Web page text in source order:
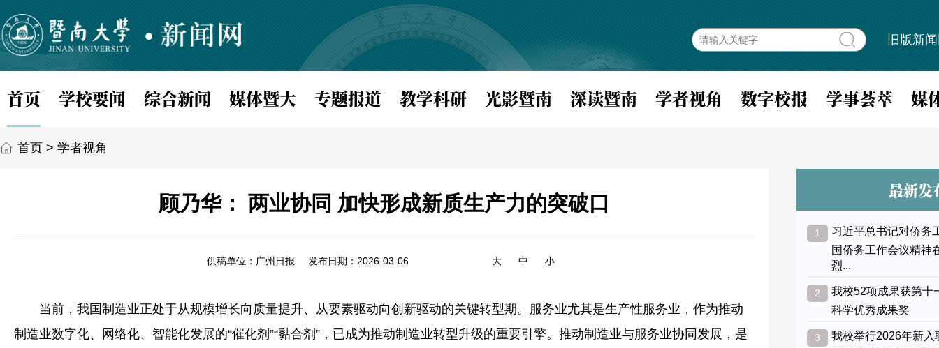
旧版新
首页 学校要闻 综合新闻 媒体暨大 专题报道 教学科研 光影暨南 深读暨南 学者视角 数字校报 学事荟萃 媒
首页 > 学者视角
顾乃华： 两业协同 加快形成新质生产力的突破口
供稿单位：广州日报 发布日期：2026-03-06 大 中 小
当前，我国制造业正处于从规模增长向质量提升、从要素驱动向创新驱动的关键转型期。服务业尤其是生产性服务业，作为推动
制造业数字化、网络化、智能化发展的“催化剂”“黏合剂”，已成为推动制造业转型升级的重要引擎。推动制造业与服务业协同发展，是
最新发
1 习近平总书记对侨务
国侨务工作会议精神
烈...
2 我校52项成果获第十
科学优秀成果奖
3 我校举行2026年新入